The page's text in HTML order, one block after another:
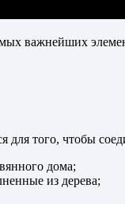
важнейших
для того, чтобы
дома;
из дерева;